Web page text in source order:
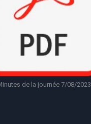
de la journée 7/08/2023